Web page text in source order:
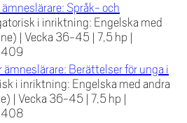
Språk- och
i inriktning: Engelska med
| Vecka 36-45 | 7,5 hp |
ämneslärare: Berättelser för unga i
i inriktning: Engelska med andra
| Vecka 36-45 | 7,5 hp |